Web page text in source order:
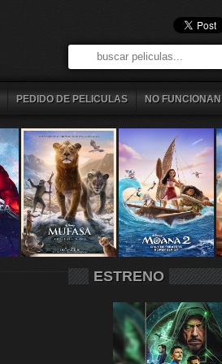
PEDIDO DE PELICULAS NO FUNCIONAN
ESTRENO